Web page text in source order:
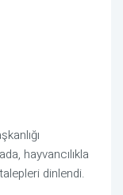
hayvancılıkla
dinlendi.